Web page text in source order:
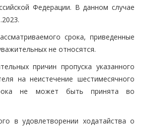
Федерации. В данном случае
срока, приведенные
не относятся.
причин пропуска указанного
на неистечение шестимесячного
не может быть принята во
в удовлетворении ходатайства о